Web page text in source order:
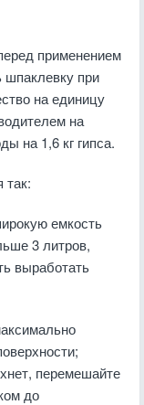
применением
шпаклевку при
на единицу
на
на 1,6 кг гипса.
так:
емкость
3 литров,
выработать
перемешайте
до